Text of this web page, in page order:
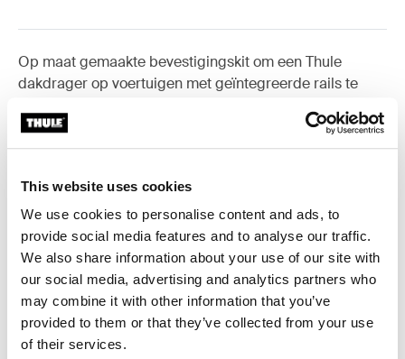
This website uses cookies
We use cookies to personalise content and ads, to
provide social media features and to analyse our traffic.
We also share information about your use of our site with
our social media, advertising and analytics partners who
may combine it with other information that you’ve
provided to them or that they’ve collected from your use
of their services.
Op maat gemaakte bevestigingskit om een Thule
dakdrager op voertuigen met geïntegreerde rails te
Toggle features
Alle eigenschappen
Technische specificaties
Toggle guides and instructions
Instructies